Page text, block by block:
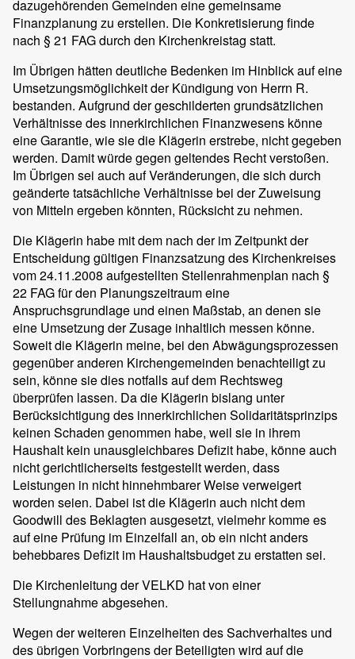
dazugehörenden Gemeinden eine gemeinsame
Finanzplanung zu erstellen. Die Konkretisierung finde
nach § 21 FAG durch den Kirchenkreistag statt.
Im Übrigen hätten deutliche Bedenken im Hinblick auf eine
Umsetzungsmöglichkeit der Kündigung von Herrn R.
bestanden. Aufgrund der geschilderten grundsätzlichen
Verhältnisse des innerkirchlichen Finanzwesens könne
eine Garantie, wie sie die Klägerin erstrebe, nicht gegeben
werden. Damit würde gegen geltendes Recht verstoßen.
Im Übrigen sei auch auf Veränderungen, die sich durch
geänderte tatsächliche Verhältnisse bei der Zuweisung
von Mitteln ergeben könnten, Rücksicht zu nehmen.
Die Klägerin habe mit dem nach der im Zeitpunkt der
Entscheidung gültigen Finanzsatzung des Kirchenkreises
vom 24.11.2008 aufgestellten Stellenrahmenplan nach §
22 FAG für den Planungszeitraum eine
Anspruchsgrundlage und einen Maßstab, an denen sie
eine Umsetzung der Zusage inhaltlich messen könne.
Soweit die Klägerin meine, bei den Abwägungsprozessen
gegenüber anderen Kirchengemeinden benachteiligt zu
sein, könne sie dies notfalls auf dem Rechtsweg
überprüfen lassen. Da die Klägerin bislang unter
Berücksichtigung des innerkirchlichen Solidaritätsprinzips
keinen Schaden genommen habe, weil sie in ihrem
Haushalt kein unausgleichbares Defizit habe, könne auch
nicht gerichtlicherseits festgestellt werden, dass
Leistungen in nicht hinnehmbarer Weise verweigert
worden seien. Dabei ist die Klägerin auch nicht dem
Goodwill des Beklagten ausgesetzt, vielmehr komme es
auf eine Prüfung im Einzelfall an, ob ein nicht anders
behebbares Defizit im Haushaltsbudget zu erstatten sei.
Die Kirchenleitung der VELKD hat von einer
Stellungnahme abgesehen.
Wegen der weiteren Einzelheiten des Sachverhaltes und
des übrigen Vorbringens der Beteiligten wird auf die